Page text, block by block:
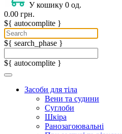
У кошику 0 од.
0.00 грн.
${ autocomplite }
${ search_phase }
${ autocomplite }
Засоби для тіла
Вени та судини
Суглоби
Шкіра
Ранозагоювальні